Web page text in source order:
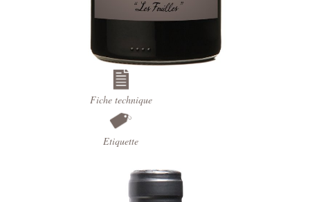
Fiche technique
Etiquette